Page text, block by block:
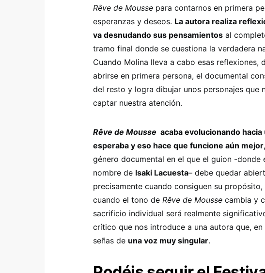
Rêve de Mousse para contarnos en primera
esperanzas y deseos. La autora realiza
va desnudando sus pensamientos al
tramo final donde se cuestiona la verdadera
Cuando Molina lleva a cabo esas reflexiones,
abrirse en primera persona, el documental
del resto y logra dibujar unos personajes que
captar nuestra atención.
Rêve de Mousse acaba evolucionando
esperaba y eso hace que funcione aún mejor
género documental en el que el guion -donde
nombre de Isaki Lacuesta– debe quedar
precisamente cuando consiguen su
cuando el tono de Rêve de Mousse cambia y
sacrificio individual será realmente
crítico que nos introduce a una autora que,
señas de una voz muy singular.